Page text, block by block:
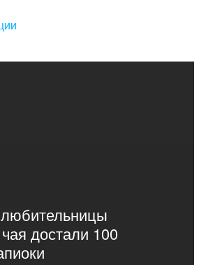
достали 100